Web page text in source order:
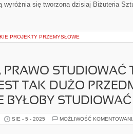
wyróżnia się tworzona dzisiaj Biżuteria
PROJEKTY PRZEMYSŁOWE
PRAWO STUDIOWAĆ
TAK DUŻO
BYŁOBY STUDIOWAĆ
SIE - 5 - 2025 MOŻLIWOŚĆ